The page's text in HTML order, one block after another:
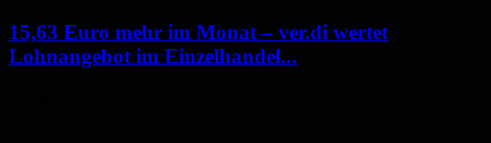
15,63 Euro mehr im Monat – ver.di wertet
Lohnangebot im Einzelhandel...